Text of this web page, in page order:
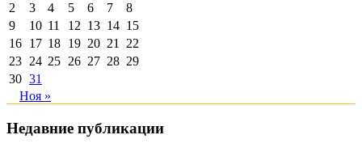
2
3 4 5 6 7
8
9
10 11 12 13 14 15
16 17 18 19 20 21
22
23 24 25 26 27 28 29
30 31
Ноя »
Недавние публикации